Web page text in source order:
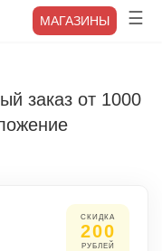
МАГАЗИНЫ
заказ от 1000
СКИДКА
200
РУБЛЕЙ